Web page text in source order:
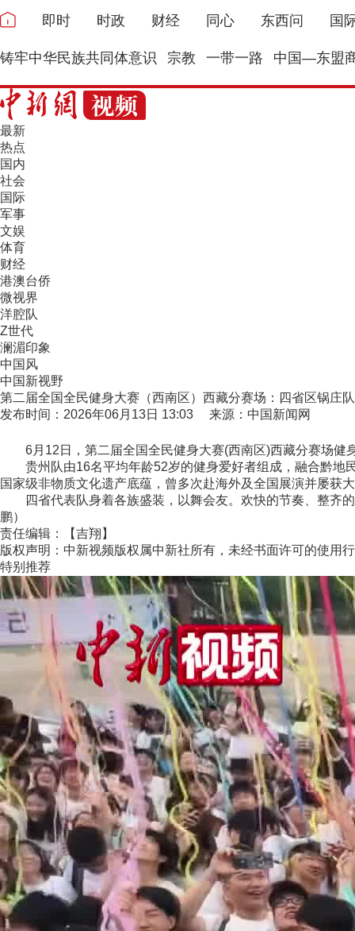
即时 时政 财经 同心 东西问 国
铸牢中华民族共同体意识 宗教 一带一路 中国—东盟
最新
热点
国内
社会
国际
军事
文娱
体育
财经
港澳台侨
微视界
洋腔队
Z世代
澜湄印象
中国风
中国新视野
第二届全国全民健身大赛（西南区）西藏分赛场：四省区锅庄
发布时间：2026年06月13日 13:03 来源：中国新闻网
6月12日，第二届全国全民健身大赛(西南区)西藏分赛场健
贵州队由16名平均年龄52岁的健身爱好者组成，融合黔地
国家级非物质文化遗产底蕴，曾多次赴海外及全国展演并屡获
四省代表队身着各族盛装，以舞会友。欢快的节奏、整齐的
鹏）
责任编辑：【吉翔】
版权声明：中新视频版权属中新社所有，未经书面许可的使用
特别推荐